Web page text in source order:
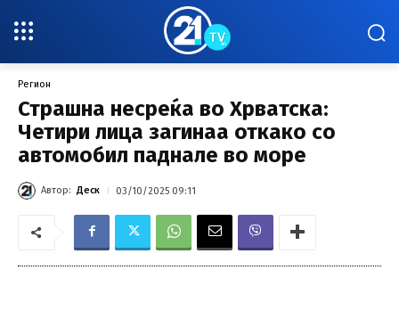
Регион
Страшна несреќа во Хрватска:
Четири лица загинаа откако со
автомобил паднале во море
Автор: Деск 03/10/2025 09:11